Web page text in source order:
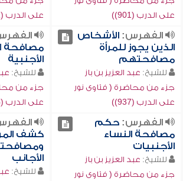
على الدرب (901))
على الدرب (931))
الفهرس:الأشخاص
الذين يجوز للمرأة
مصافحتهم
للشيخ: عبد العزيز بن باز
جزء من محاضرة ( فتاوى نور
على الدرب (937))
مصافحة
الأجنبية
للشيخ:
جزء من
على الدرب (946))
الفهرس:حكم
مصافحة النساء
الأجنبيات
للشيخ: عبد العزيز بن باز
جزء من محاضرة ( فتاوى نور
كشف
الأجانب
للشيخ: